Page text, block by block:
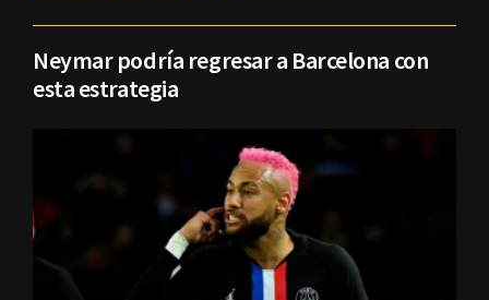
Neymar podría regresar a Barcelona con
esta estrategia